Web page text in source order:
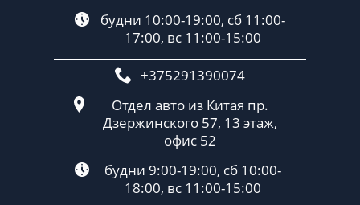
будни 10:00-19:00, сб 11:00-
17:00, вс 11:00-15:00
+375291390074
Отдел авто из Китая пр.
Дзержинского 57, 13 этаж,
офис 52
будни 9:00-19:00, сб 10:00-
18:00, вс 11:00-15:00